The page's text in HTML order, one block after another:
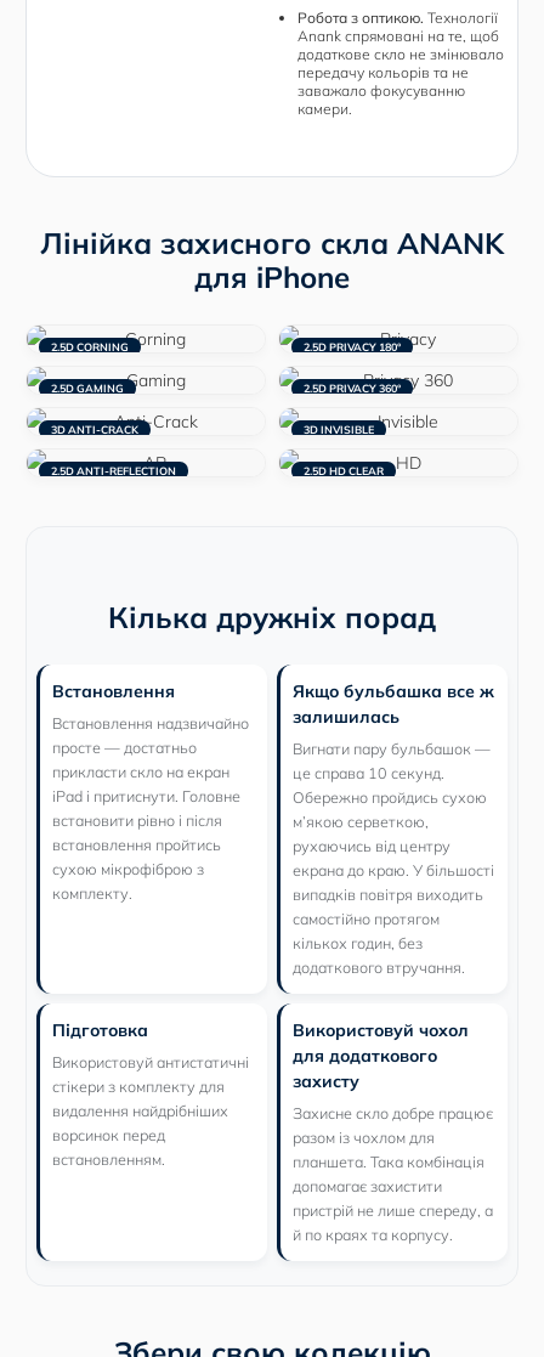
Робота з оптикою. Технології
Anank спрямовані на те, щоб
додаткове скло не змінювало
передачу кольорів та не
заважало фокусуванню
камери.
Лінійка захисного скла ANANK
для iPhone
2.5D CORNING 2.5D PRIVACY 180°
2.5D GAMING 2.5D PRIVACY 360°
3D ANTI-CRACK 3D INVISIBLE
2.5D ANTI-REFLECTION 2.5D HD CLEAR
Кілька дружніх порад
Встановлення
Встановлення надзвичайно
просте — достатньо
прикласти скло на екран
iPad і притиснути. Головне
встановити рівно і після
встановлення пройтись
сухою мікрофіброю з
комплекту.
Якщо бульбашка все ж
залишилась
Вигнати пару бульбашок —
це справа 10 секунд.
Обережно пройдись сухою
м’якою серветкою,
рухаючись від центру
екрана до краю. У більшості
випадків повітря виходить
самостійно протягом
кількох годин, без
додаткового втручання.
Підготовка
Використовуй антистатичні
стікери з комплекту для
видалення найдрібніших
ворсинок перед
встановленням.
Використовуй чохол
для додаткового
захисту
Захисне скло добре працює
разом із чохлом для
планшета. Така комбінація
допомагає захистити
пристрій не лише спереду, а
й по краях та корпусу.